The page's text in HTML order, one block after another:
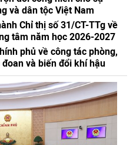
và dân tộc Việt Nam
Chỉ thị số 31/CT-TTg về
tâm năm học 2026-2027
phủ về công tác phòng,
và biến đổi khí hậu